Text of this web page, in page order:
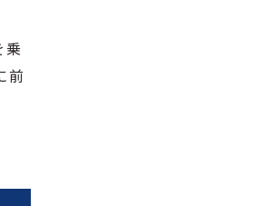
乗
前